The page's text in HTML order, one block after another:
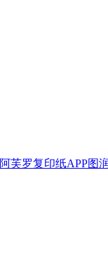
阿芙罗复印纸APP图润